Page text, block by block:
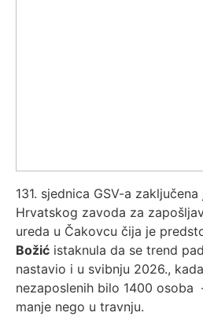
131. sjednica GSV-a
Hrvatskog zavoda za
ureda u Čakovcu čija je
Božić istaknula da se trend
nastavio i u svibnju 2026.,
nezaposlenih bilo 1400 osoba
manje nego u travnju.